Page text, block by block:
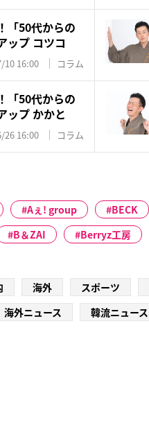
「50代からの
ップ コツコ
10 16:00 コラム
「50代からの
ップ かかと
26 16:00 コラム
Aぇ! group BECK
B＆ZAI Berryz工房
海外 スポーツ
海外ニュース 韓流ニュース